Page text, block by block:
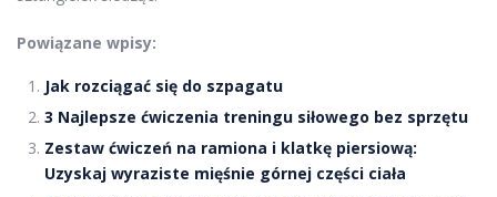
Powiązane wpisy:
Jak rozciągać się do szpagatu
3 Najlepsze ćwiczenia treningu siłowego bez sprzętu
Zestaw ćwiczeń na ramiona i klatkę piersiową:
Uzyskaj wyraziste mięśnie górnej części ciała